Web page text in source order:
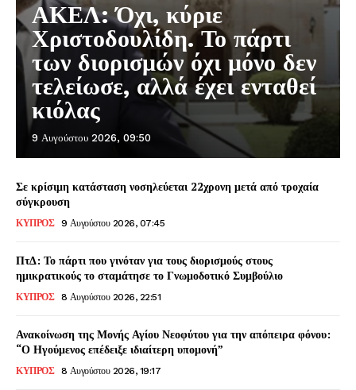
ΑΚΕΛ: Όχι, κύριε
Χριστοδουλίδη. Το πάρτι
των διορισμών όχι μόνο δεν
τελείωσε, αλλά έχει ενταθεί
κιόλας
9 Αυγούστου 2026, 09:50
Σε κρίσιμη κατάσταση νοσηλεύεται 22χρονη μετά από τροχαία
σύγκρουση
ΚΥΠΡΟΣ 9 Αυγούστου 2026, 07:45
ΠτΔ: Το πάρτι που γινόταν για τους διορισμούς στους
ημικρατικούς το σταμάτησε το Γνωμοδοτικό Συμβούλιο
ΚΥΠΡΟΣ 8 Αυγούστου 2026, 22:51
Ανακοίνωση της Μονής Αγίου Νεοφύτου για την απόπειρα φόνου:
“Ο Ηγούμενος επέδειξε ιδιαίτερη υπομονή”
ΚΥΠΡΟΣ 8 Αυγούστου 2026, 19:17